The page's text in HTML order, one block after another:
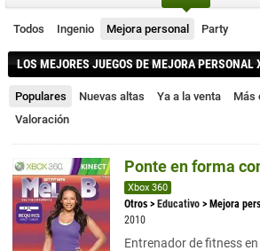
Todos Ingenio Mejora personal Party
LOS MEJORES JUEGOS DE MEJORA PERSONAL
Populares Nuevas altas Ya a la venta
Más
Valoración
Ponte en forma
Xbox 360
Otros > Educativo > Mejora
2010
Entrenador de fitness